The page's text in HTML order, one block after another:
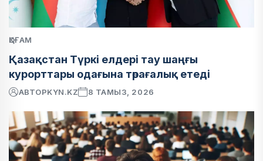
ҚОҒАМ
Қазақстан Түркі елдері тау шаңғы
курорттары одағына төрағалық етеді
АВТОРKYN.KZ 8 ТАМЫЗ, 2026